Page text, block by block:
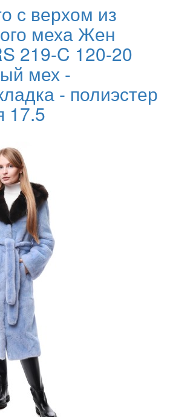
с верхом из
меха Жен
219-C 120-20
мех -
- полиэстер
17.5